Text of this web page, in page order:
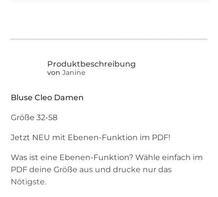
von Janine
Bluse Cleo Damen
Größe 32-58
Jetzt NEU mit Ebenen-Funktion im PDF!
Was ist eine Ebenen-Funktion? Wähle einfach im
PDF deine Größe aus und drucke nur das
Nötigste.